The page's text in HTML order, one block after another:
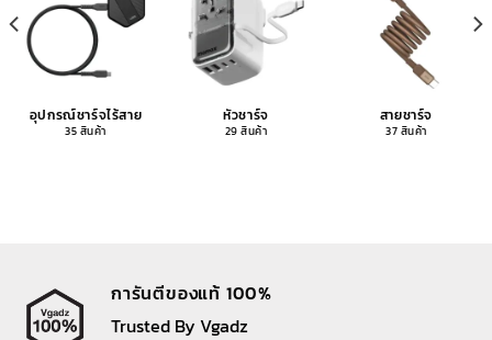
อุปกรณ์ชาร์จไร้สาย
35 สินค้า
หัวชาร์จ
29 สินค้า
สายชาร์จ
37 สินค้า
การันตีของแท้ 100%
Trusted By Vgadz